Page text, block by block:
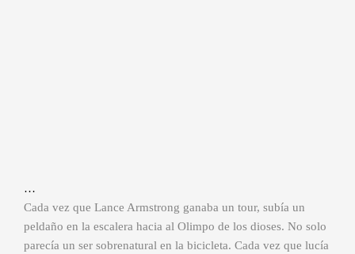
…
Cada vez que Lance Armstrong ganaba un tour, subía un
peldaño en la escalera hacia al Olimpo de los dioses. No solo
parecía un ser sobrenatural en la bicicleta. Cada vez que lucía